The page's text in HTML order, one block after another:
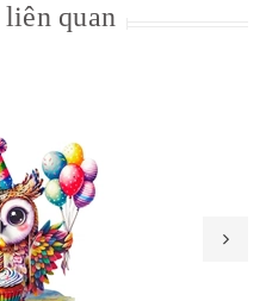
liên quan